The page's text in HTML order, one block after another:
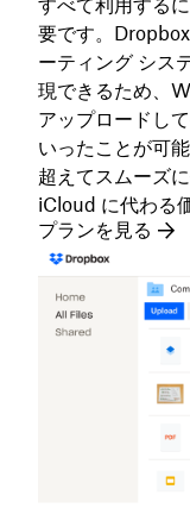
すべて利用する
要です。
ーティング シス
現できるため、
アップロードし
いったことが可
超えてスムーズ
iCloud に代わる
プランを見る